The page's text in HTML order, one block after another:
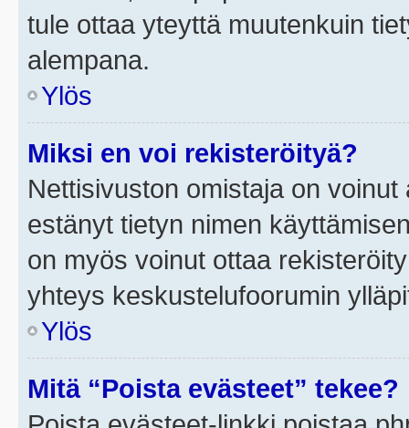
tule ottaa yteyttä muutenkuin
alempana.
Ylös
Miksi en voi rekisteröityä?
Nettisivuston omistaja on
estänyt tietyn nimen
on myös voinut ottaa
yhteys keskustelufoorumin
Ylös
Mitä “Poista evästeet” tekee?